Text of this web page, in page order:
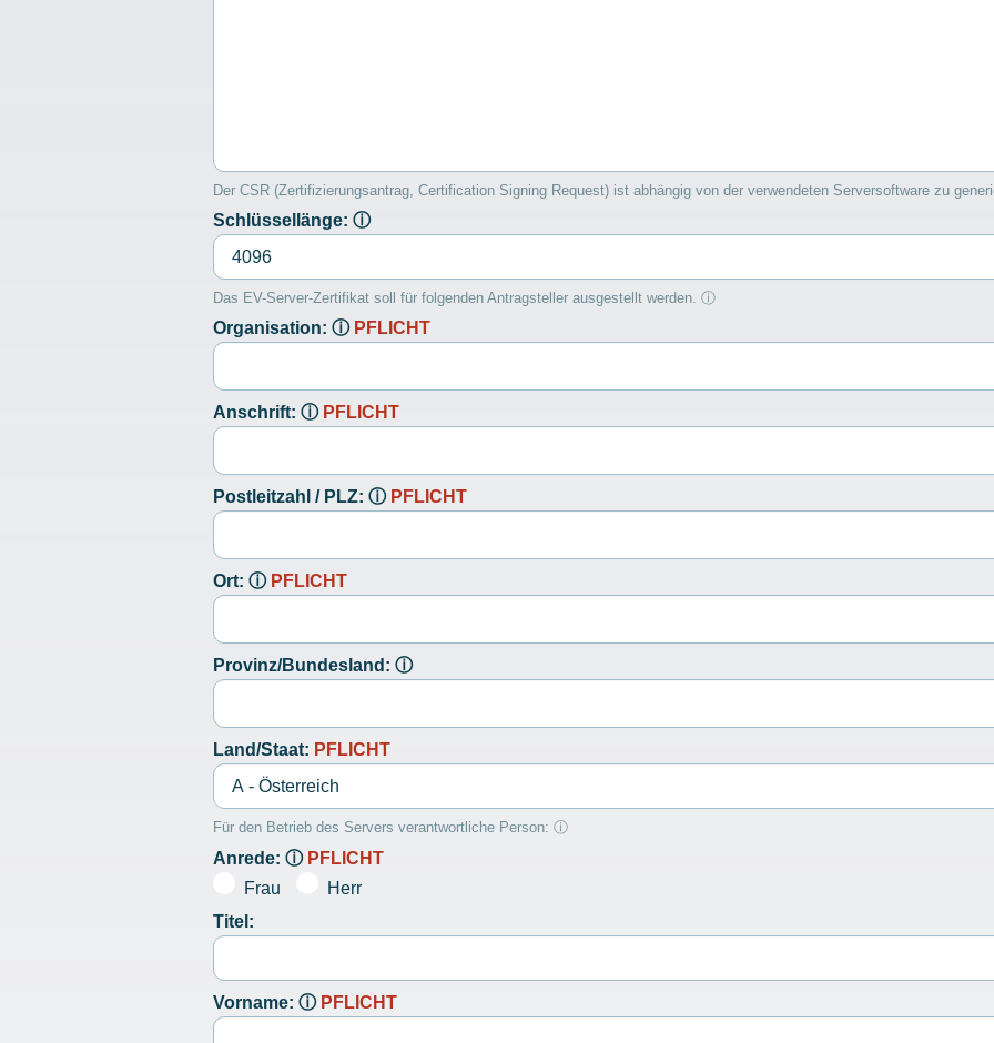
Der CSR (Zertifizierungsantrag, Certification Signing Request) ist abhängig von der verwendeten Serversoftware zu
Schlüssellänge: ⓘ
Das EV-Server-Zertifikat soll für folgenden Antragsteller ausgestellt werden. ⓘ
Organisation: ⓘ PFLICHT
Anschrift: ⓘ PFLICHT
Postleitzahl / PLZ: ⓘ PFLICHT
Ort: ⓘ PFLICHT
Provinz/Bundesland: ⓘ
Land/Staat: PFLICHT
Für den Betrieb des Servers verantwortliche Person: ⓘ
Anrede: ⓘ PFLICHT
Frau
Herr
Titel:
Vorname: ⓘ PFLICHT